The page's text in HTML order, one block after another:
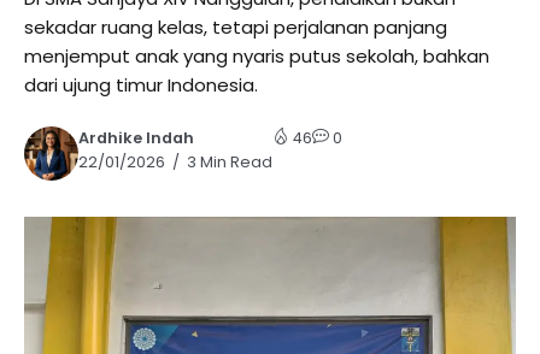
sekadar ruang kelas, tetapi perjalanan panjang
menjemput anak yang nyaris putus sekolah, bahkan
dari ujung timur Indonesia.
Ardhike Indah
22/01/2026
3 Min Read
46 0